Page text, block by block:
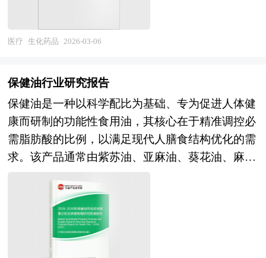
以全面、系统的分析为主要方法，经济效益为核
综合分析评价，指出优缺点和建议。为了结论的需
要，往往还需要加上一些附件，如试验数据、论证
材料、计算图表、附图等，以增强可行性报告的说
服力。 可行性研究是确定建设项目前具有决定性
意义的工作，是在投资决策之前，对拟建项目进行
中，可行性研究是指对拟建项目有关的自然、社
会、经济、技术等进行调研、分析比较以及预测建
成后的社会经济效益。在此基础上，综合论证项目
建设的必要性，财务的盈利性，经济上的合理性，
的国标省标并轨带来行业洗牌；在创新研发方面，
源于古代经典名方的中药新药审评通道畅通，但基
和质控标准现代化仍是瓶颈；在市场拓展方面，国
内中成药市场规模稳步增长，医保支付和基药制度
提供基本盘，但集采降价压力显现，中药出海在东
南亚、一带一路国家取得突破但欧美主流市场注册
壁垒高筑。与此同时，行业面临中医药人才结构性
西医协同机制不畅等深层挑战，部分企业重营销轻
研发的发展模式难以为继。 展望未来，中药行业
的发展将深度融入健康中国建设和中华优秀传统文
化传承发展工程，呈现出"守正创新深化、质量标
生化药品正加速从技术验证迈向临床疗效验证阶
床，显著提升研发效率与靶向精度。 生化药品行
概况、行业的发展环境、市场分析（市场规模、市
场结构、市场特点等）、竞争分析（行业集中度、
竞争格局、竞争组群、竞争因素等）、产品价格分
析、用户分析、替代品和互补品分析、行业主导驱
动因素、行业渠道分析、行业赢利能力、行业成长
性、行业偿债能力、行业营运能力、生化药品行业
重点企业分析、子行业分析、区域市场分析、行业
风险分析、行业发展前景预测及相关的经营、投资
建议等。报告研究框架全面、严谨，分析内容客
医疗 生化药品 2026-03-06
保健油行业研究报告
保健油是一种以科学配比为基础、专为促进人体健
康而研制的功能性食用油，其核心在于精准调控必
需脂肪酸的比例，以满足现代人膳食结构优化的需
求。该产品通常由紫苏油、亚麻油、葵花油、麻油
酸与亚麻酸4:1的黄金比例，这一配比不仅符合中
国营养学会及世界卫生组织推荐的膳食指导原则，
更针对亚洲人群的代谢特征进行了本土化适配。
在当前慢性病高发、公众健康意识显著提升的背景